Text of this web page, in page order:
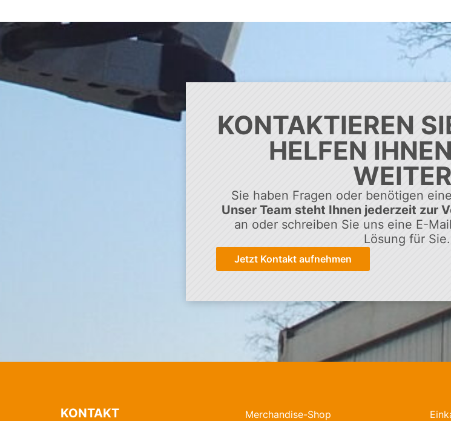
KONTAKTIEREN
HELFEN
Sie haben Fragen oder benötigen
Unser Team steht Ihnen jederzeit zur
an oder schreiben Sie uns eine E-
Lösung für Sie.
Jetzt Kontakt aufnehmen
KONTAKT Merchandise-Shop